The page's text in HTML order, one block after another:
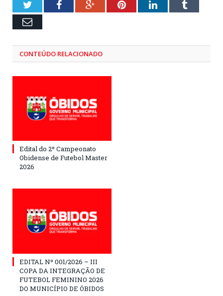
TwitterFacebookGoogle+PinterestLinkedInTumblr
Email
CONTEÚDO RELACIONADO
Edital do 2º Campeonato
Obidense de Futebol Master
2026
EDITAL Nº 001/2026 – III
COPA DA INTEGRAÇÃO DE
FUTEBOL FEMININO 2026
DO MUNICÍPIO DE ÓBIDOS